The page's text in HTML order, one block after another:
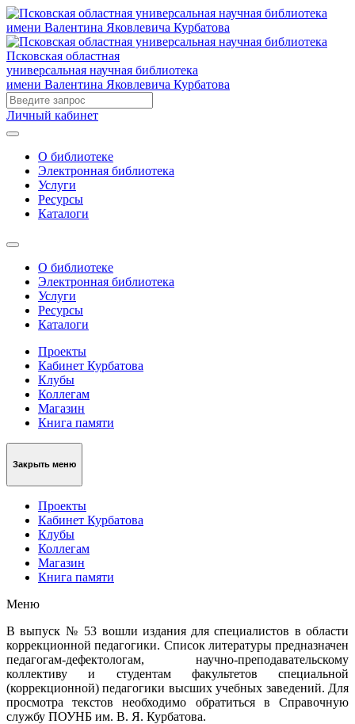
Псковская областная
универсальная научная библиотека
имени Валентина Яковлевича Курбатова
Личный кабинет
О библиотеке
Электронная библиотека
Услуги
Ресурсы
Каталоги
О библиотеке
Электронная библиотека
Услуги
Ресурсы
Каталоги
Проекты
Кабинет Курбатова
Клубы
Коллегам
Магазин
Книга памяти
Закрыть меню
Проекты
Кабинет Курбатова
Клубы
Коллегам
Магазин
Книга памяти
Меню
В выпуск № 53 вошли издания для специалистов в области
коррекционной педагогики. Список литературы предназначен
педагогам-дефектологам, научно-преподавательскому
коллективу и студентам факультетов специальной
(коррекционной) педагогики высших учебных заведений. Для
просмотра текстов необходимо обратиться в Справочную
службу ПОУНБ им. В. Я. Курбатова.